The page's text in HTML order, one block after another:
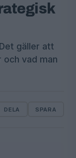
gäller att
vad man
DELA SPARA